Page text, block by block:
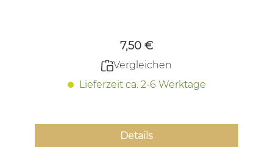
7,50 €
Vergleichen
Lieferzeit ca. 2-6 Werktage
Details